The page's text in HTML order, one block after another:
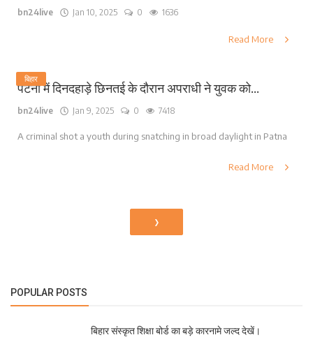
bn24live Jan 10, 2025 0 1636
Read More
बिहार
पटना में दिनदहाड़े छिनतई के दौरान अपराधी ने युवक को...
bn24live Jan 9, 2025 0 7418
A criminal shot a youth during snatching in broad daylight in Patna
Read More
›
POPULAR POSTS
बिहार संस्कृत शिक्षा बोर्ड का बड़े कारनामे जल्द देखें।